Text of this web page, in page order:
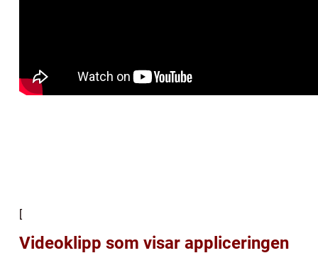
[
Videoklipp som visar appliceringen